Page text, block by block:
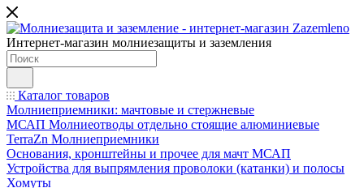
Интернет-магазин молниезащиты и заземления
Каталог товаров
Молниеприемники: мачтовые и стержневые
МСАП Молниеотводы отдельно стоящие алюминиевые
TerraZn Молниеприемники
Основания, кронштейны и прочее для мачт МСАП
Устройства для выпрямления проволоки (катанки) и полосы
Хомуты